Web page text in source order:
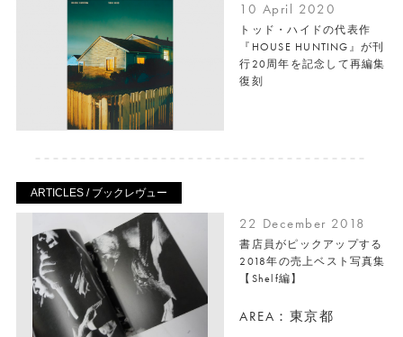
10 April 2020
トッド・ハイドの代表作
『HOUSE HUNTING』が刊
行20周年を記念して再編集
復刻
ARTICLES / ブックレヴュー
22 December 2018
書店員がピックアップする
2018年の売上ベスト写真集
【Shelf編】
AREA：東京都